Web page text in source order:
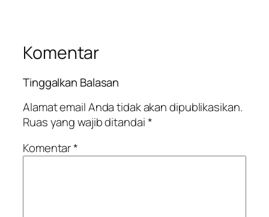
Komentar
Tinggalkan Balasan
Alamat email Anda tidak akan dipublikasikan.
Ruas yang wajib ditandai*
Komentar*